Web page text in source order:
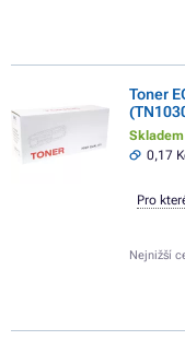
Toner
0,17
Nejnižší
Pro